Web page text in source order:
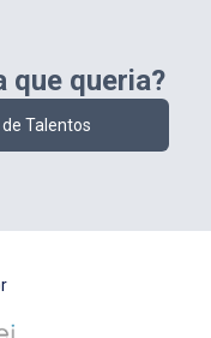
que queria?
Talentos